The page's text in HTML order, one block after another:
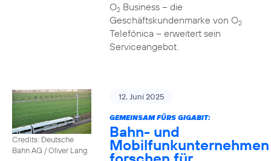
O2Business – die
Geschäftskundenmarke von O2
Telefónica – erweitert sein
Serviceangebot.
Credits: Deutsche
Bahn AG / Oliver Lang
12. Juni 2025
GEMEINSAM FÜRS GIGABIT:
Bahn- und
Mobilfunkunternehmen